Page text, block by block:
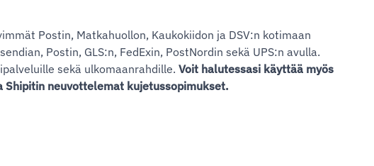
Postin, Matkahuollon, Kaukokiidon ja DSV:n kotimaan
Postin, GLS:n, FedExin, PostNordin sekä UPS:n avulla.
sekä ulkomaanrahdille. Voit halutessasi käyttää myös
neuvottelemat kujetussopimukset.